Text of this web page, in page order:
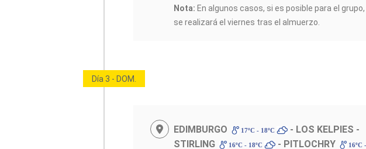
Nota: En algunos casos, si es posible para el
se realizará el viernes tras el almuerzo.
Día 3 - DOM.
EDIMBURGO 17ºC - 18ºC
- LOS KELPIES -
STIRLING
16ºC - 18ºC - PITLOCHRY 16ºC